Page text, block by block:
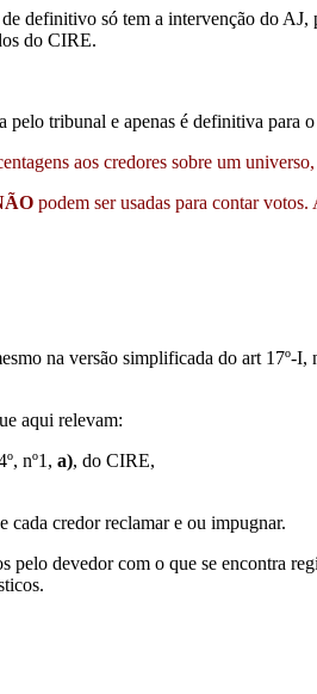
de definitivo só tem a intervenção do
do CIRE.
pelo tribunal e apenas é definitiva
aos credores sobre um
podem ser usadas para contar
na versão simplificada do art 17º-I,
aqui relevam:
nº1, a), do CIRE,
cada credor reclamar e ou impugnar.
devedor com o que se encontra